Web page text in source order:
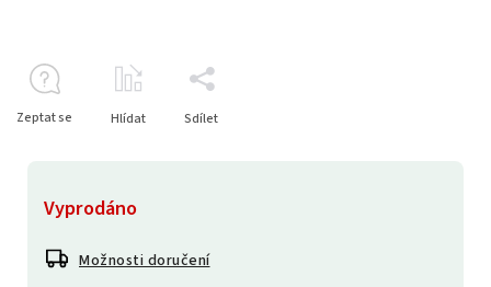
Vyprodáno
Možnosti doručení
Zeptat se Hlídat Sdílet